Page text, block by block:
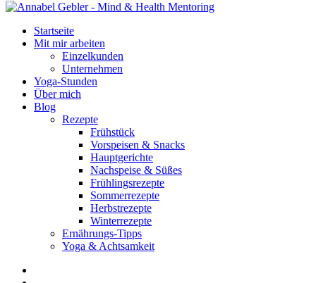
Startseite
Mit mir arbeiten
Einzelkunden
Unternehmen
Yoga-Stunden
Über mich
Blog
Rezepte
Frühstück
Vorspeisen & Snacks
Hauptgerichte
Nachspeise & Süßes
Frühlingsrezepte
Sommerrezepte
Herbstrezepte
Winterrezepte
Ernährungs-Tipps
Yoga & Achtsamkeit